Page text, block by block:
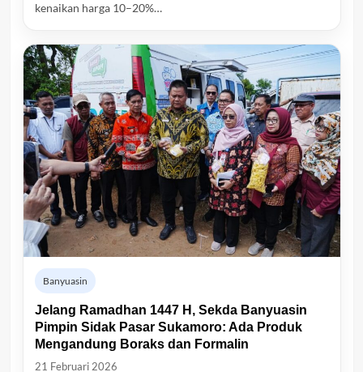
kenaikan harga 10–20%…
Banyuasin
Jelang Ramadhan 1447 H, Sekda Banyuasin
Pimpin Sidak Pasar Sukamoro: Ada Produk
Mengandung Boraks dan Formalin
21 Februari 2026